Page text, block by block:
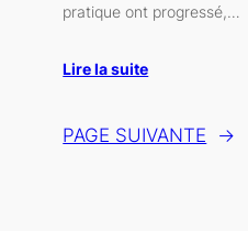
pratique ont progressé,…
Lire la suite
PAGE SUIVANTE →